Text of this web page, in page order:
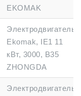
EKOMAK
Электродвигатель
Ekomak, IE1 11
кВт, 3000, B35
ZHONGDA
Электродвигатель